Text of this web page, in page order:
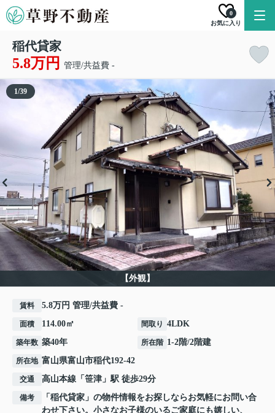
お気に入り
0
稲代貸家
5.8万円 管理/共益費 -
【外観】
1/39
賃料 5.8万円 管理/共益費 -
面積 114.00㎡ 間取り 4LDK
築年数 築40年 所在階 1-2階/2階建
所在地 富山県富山市稲代192-42
交通 高山本線 「 笹津 」駅 徒歩29分
備考
「稲代貸家」の物件情報をお探しならお気軽にお問い合
わせ下さい。小さなお子様のいるご家庭にも嬉しい、